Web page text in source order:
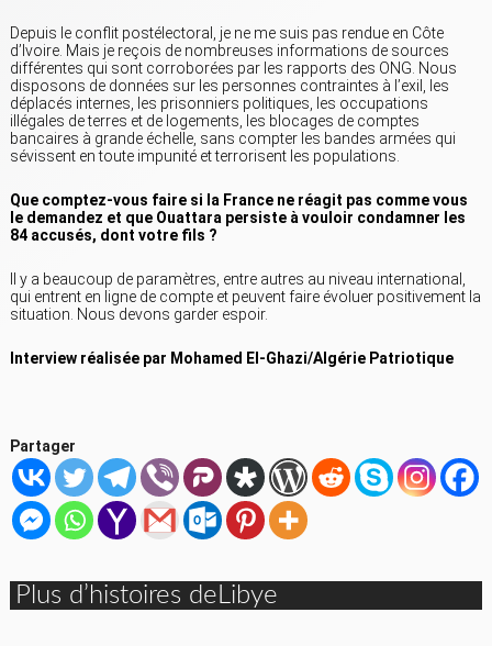
Depuis le conflit postélectoral, je ne me suis pas rendue en Côte
d’Ivoire. Mais je reçois de nombreuses informations de sources
différentes qui sont corroborées par les rapports des ONG. Nous
disposons de données sur les personnes contraintes à l’exil, les
déplacés internes, les prisonniers politiques, les occupations
illégales de terres et de logements, les blocages de comptes
bancaires à grande échelle, sans compter les bandes armées qui
sévissent en toute impunité et terrorisent les populations.
Que comptez-vous faire si la France ne réagit pas comme vous
le demandez et que Ouattara persiste à vouloir condamner les
84 accusés, dont votre fils ?
Il y a beaucoup de paramètres, entre autres au niveau international,
qui entrent en ligne de compte et peuvent faire évoluer positivement la
situation. Nous devons garder espoir.
Interview réalisée par Mohamed El-Ghazi/Algérie Patriotique
Partager
Plus d’histoires deLibye